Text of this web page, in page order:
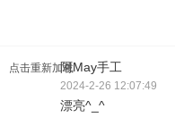
点击重新加载阿May手工
2024-2-26 12:07:49
漂亮^_^